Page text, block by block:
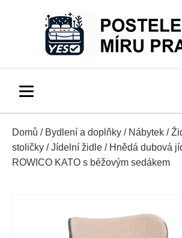
Domů / Bydlení a doplňky / Nábytek /
stoličky /Jídelní židle / Hnědá dubová
ROWICO KATO s béžovým sedákem